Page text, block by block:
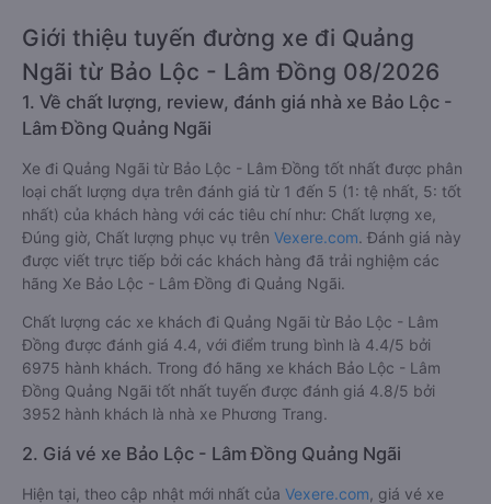
Giới thiệu tuyến đường xe đi Quảng
Ngãi từ Bảo Lộc - Lâm Đồng 08/2026
1. Về chất lượng, review, đánh giá nhà xe Bảo Lộc -
Lâm Đồng Quảng Ngãi
Xe đi Quảng Ngãi từ Bảo Lộc - Lâm Đồng tốt nhất được phân
loại chất lượng dựa trên đánh giá từ 1 đến 5 (1: tệ nhất, 5: tốt
nhất) của khách hàng với các tiêu chí như: Chất lượng xe,
Đúng giờ, Chất lượng phục vụ trên Vexere.com. Đánh giá này
được viết trực tiếp bởi các khách hàng đã trải nghiệm các
hãng Xe Bảo Lộc - Lâm Đồng đi Quảng Ngãi.
Chất lượng các xe khách đi Quảng Ngãi từ Bảo Lộc - Lâm
Đồng được đánh giá 4.4, với điểm trung bình là 4.4/5 bởi
6975 hành khách. Trong đó hãng xe khách Bảo Lộc - Lâm
Đồng Quảng Ngãi tốt nhất tuyến được đánh giá 4.8/5 bởi
3952 hành khách là nhà xe Phương Trang.
2. Giá vé xe Bảo Lộc - Lâm Đồng Quảng Ngãi
Hiện tại, theo cập nhật mới nhất của Vexere.com , giá vé xe